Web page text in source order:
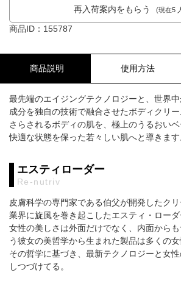
再入荷案内をもらう (現在5
商品ID：155787
商品説明 使用方法
最先端のエイジングテクノロジーと、世界
成分を独自の技術で融合させたボディクリ
さらされるボディの肌を、極上のうるおいベ
快適な状態を保った若々しい肌へと導きます
エスティローダー
Re-nutriv
皮膚科学の専門家である伯父が開発したク
業界に旋風を巻き起こしたエスティ・ローダ
女性の美しさは外面だけでなく、内面から
う彼女の美哲学から生まれた製品は多くの女
その哲学に基づき、最新テクノロジーと女
しつづけてる。